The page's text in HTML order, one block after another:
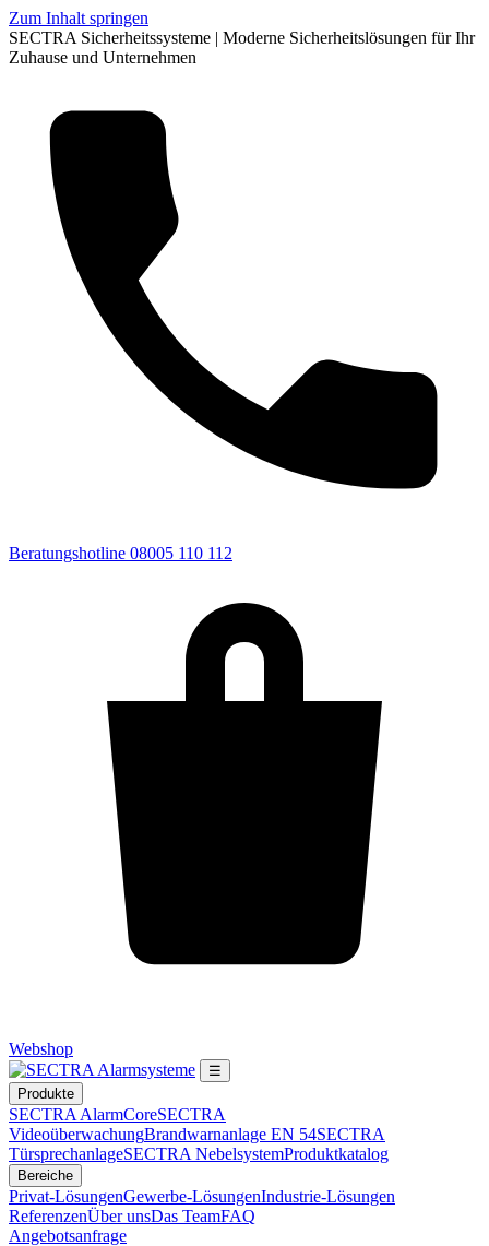
Zum Inhalt springen
SECTRA Sicherheitssysteme | Moderne Sicherheitslösungen für Ihr
Zuhause und Unternehmen
Beratungshotline 08005 110 112
Webshop
☰
Produkte
SECTRA AlarmCoreSECTRA
VideoüberwachungBrandwarnanlage EN 54SECTRA
TürsprechanlageSECTRA NebelsystemProduktkatalog
Bereiche
Privat-LösungenGewerbe-LösungenIndustrie-Lösungen
ReferenzenÜber unsDas TeamFAQ
Angebotsanfrage